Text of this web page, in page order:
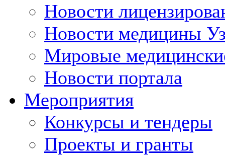
Новости
Новости медицины
Мировые
Новости портала
Мероприятия
Конкурсы и тендеры
Проекты и гранты